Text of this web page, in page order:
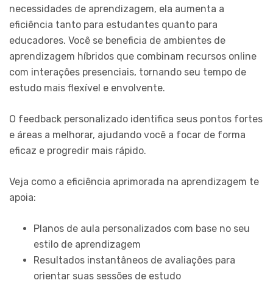
necessidades de aprendizagem, ela aumenta a
eficiência tanto para estudantes quanto para
educadores. Você se beneficia de ambientes de
aprendizagem híbridos que combinam recursos online
com interações presenciais, tornando seu tempo de
estudo mais flexível e envolvente.
O feedback personalizado identifica seus pontos fortes
e áreas a melhorar, ajudando você a focar de forma
eficaz e progredir mais rápido.
Veja como a eficiência aprimorada na aprendizagem te
apoia:
Planos de aula personalizados com base no seu
estilo de aprendizagem
Resultados instantâneos de avaliações para
orientar suas sessões de estudo